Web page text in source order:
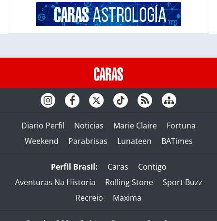
Diario Perfil Noticias Marie Claire
Fortuna
Weekend
Parabrisas Lunateen BATimes
Perfil Brasil: Caras
Contigo
Aventuras Na Historia
Rolling Stone
Sport Buzz
Recreio
Maxima